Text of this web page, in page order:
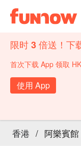
限时 3 倍送！下
首次下载 App 领取
使用 App
香港 / 阿樂賓